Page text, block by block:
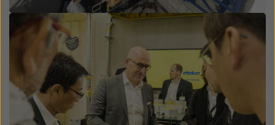
Open